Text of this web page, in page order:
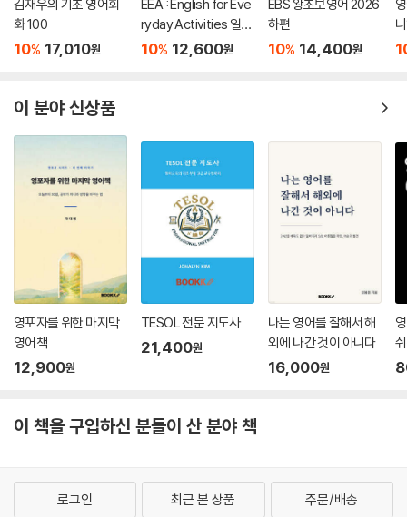
김재우의 기초 영어회
화 100
10% 17,010원
EEA : English for Eve
ryday Activities 일상
표현 낭독편
10% 12,600원
EBS 왕초보영어 2026
하편
10% 14,400원
이 분야 신상품
영포자를 위한 마지막
영어책
12,900원
TESOL 전문 지도사
21,400원
나는 영어를 잘해서 해
외에 나간 것이 아니다
16,000원
이 책을 구입하신 분들이 산 분야 책
로그인 최근 본 상품 주문/배송